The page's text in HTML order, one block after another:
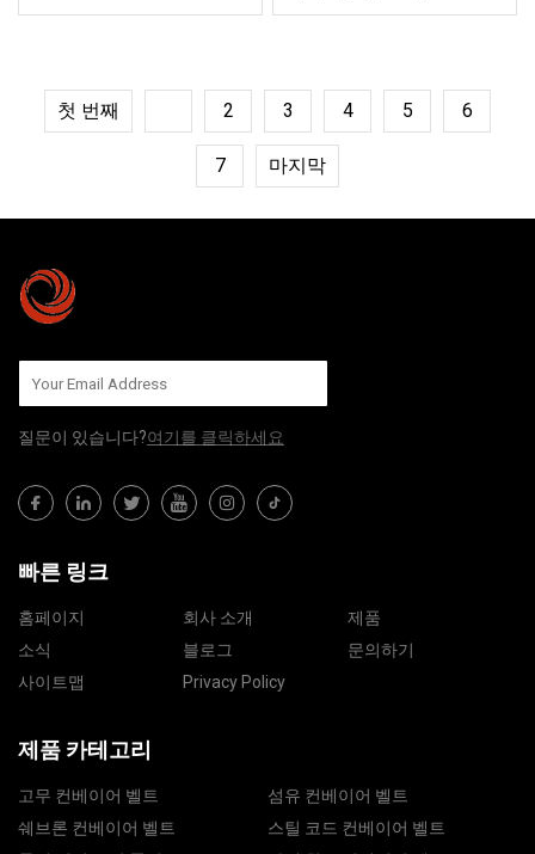
첫 번째 2 3 4 5 6
7 마지막
질문이 있습니다?여기를 클릭하세요
빠른 링크
홈페이지 회사 소개
제품
소식
블로그
문의하기
사이트맵
Privacy Policy
제품 카테고리
고무 컨베이어 벨트
섬유 컨베이어 벨트
쉐브론 컨베이어 벨트
스틸 코드 컨베이어 벨트